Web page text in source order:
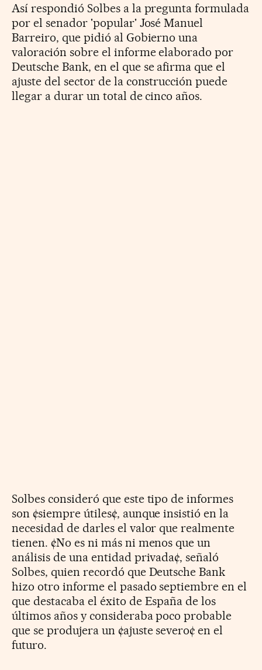
Así respondió Solbes a la pregunta formulada
por el senador 'popular' José Manuel
Barreiro, que pidió al Gobierno una
valoración sobre el informe elaborado por
Deutsche Bank, en el que se afirma que el
ajuste del sector de la construcción puede
llegar a durar un total de cinco años.
Solbes consideró que este tipo de informes
son ¢siempre útiles¢, aunque insistió en la
necesidad de darles el valor que realmente
tienen. ¢No es ni más ni menos que un
análisis de una entidad privada¢, señaló
Solbes, quien recordó que Deutsche Bank
hizo otro informe el pasado septiembre en el
que destacaba el éxito de España de los
últimos años y consideraba poco probable
que se produjera un ¢ajuste severo¢ en el
futuro.